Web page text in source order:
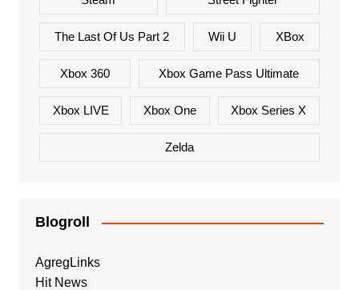
The Last Of Us Part 2 Wii U XBox
Xbox 360 Xbox Game Pass Ultimate
Xbox LIVE Xbox One Xbox Series X
Zelda
Blogroll
AgregLinks
Hit News